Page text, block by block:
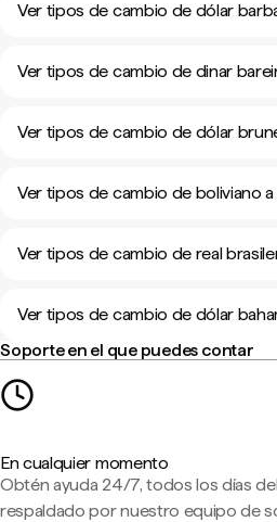
Ver tipos de cambio de dólar
Ver tipos de cambio de dinar
Ver tipos de cambio de dólar
Ver tipos de cambio de boliviano
Ver tipos de cambio de real
Ver tipos de cambio de dólar
Soporte en el que puedes contar
En cualquier momento
Obtén ayuda 24/7, todos los días
respaldado por nuestro equipo de